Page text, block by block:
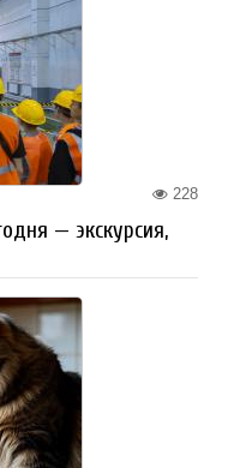
228
— экскурсия,